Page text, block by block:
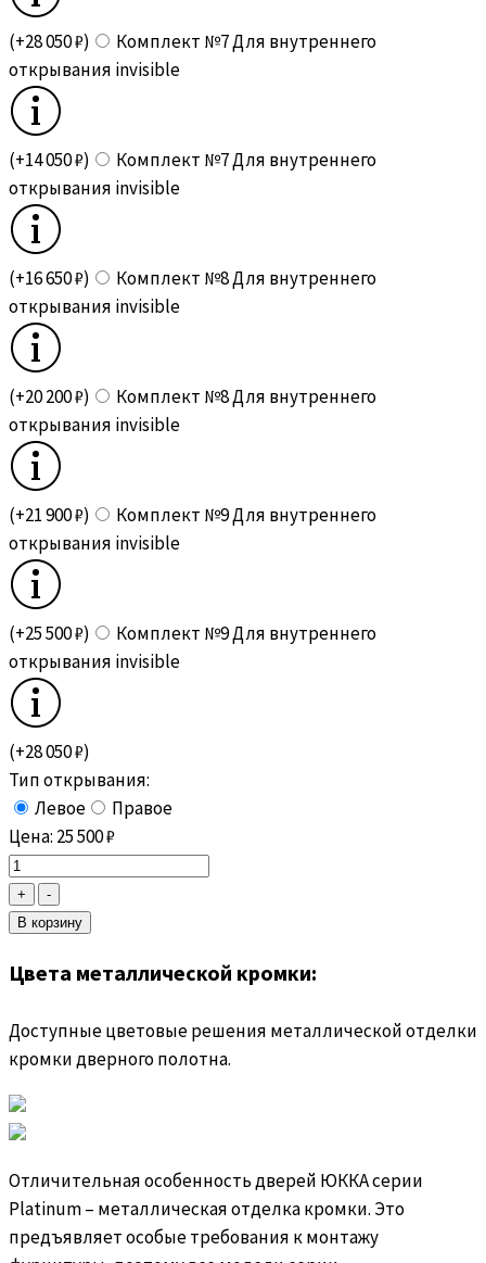
(+28 050 ₽)
Комплект №7 Для внутреннего
открывания invisible
(+14 050 ₽)
Комплект №7 Для внутреннего
открывания invisible
(+16 650 ₽)
Комплект №8 Для внутреннего
открывания invisible
(+20 200 ₽)
Комплект №8 Для внутреннего
открывания invisible
(+21 900 ₽)
Комплект №9 Для внутреннего
открывания invisible
(+25 500 ₽)
Комплект №9 Для внутреннего
открывания invisible
(+28 050 ₽)
Тип открывания:
Левое
Правое
Цена: 25 500₽
Цвета металлической кромки:
Доступные цветовые решения металлической отделки
кромки дверного полотна.
Отличительная особенность дверей ЮККА серии
Platinum – металлическая отделка кромки. Это
предъявляет особые требования к монтажу